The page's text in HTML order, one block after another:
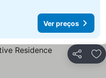
Ver preços
Partilhar